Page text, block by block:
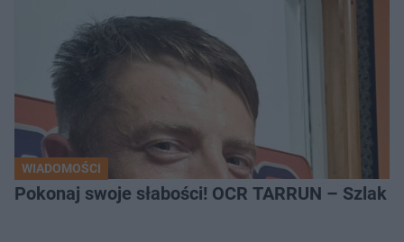
WIADOMOŚCI
Pokonaj swoje słabości! OCR TARRUN – Szlak